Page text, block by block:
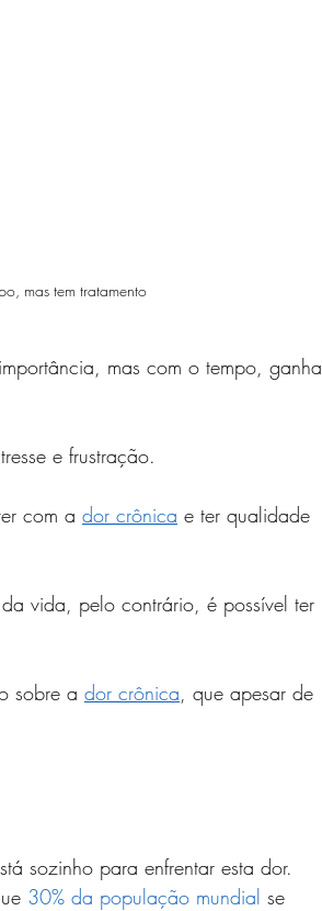
mas tem tratamento
mas com o tempo, ganha
e frustração.
com a dor crônica e ter qualidade
vida, pelo contrário, é possível ter
sobre a dor crônica, que apesar de
sozinho para enfrentar esta dor.
30% da população mundial se